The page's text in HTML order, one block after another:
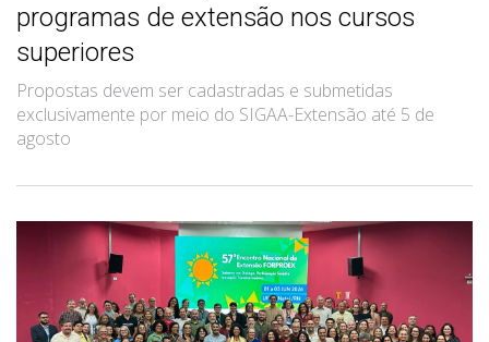
programas de extensão nos cursos
superiores
Propostas devem ser cadastradas e submetidas
exclusivamente por meio do SIGAA-Extensão até 5 de
agosto